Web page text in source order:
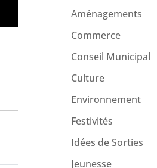
Aménagements
Commerce
Conseil Municipal
Culture
Environnement
Festivités
Idées de Sorties
Jeunesse